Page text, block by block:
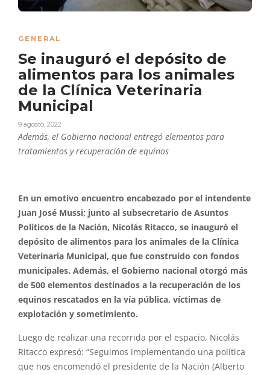
GENERAL
Se inauguró el depósito de
alimentos para los animales
de la Clínica Veterinaria
Municipal
9 agosto, 2022
Además, el Gobierno nacional entregó elementos para
tratamientos y recuperación de equinos
En un emotivo encuentro encabezado por el intendente
Juan José Mussi; junto al subsecretario de Asuntos
Políticos de la Nación, Nicolás Ritacco, se inauguró el
depósito de alimentos para los animales de la Clínica
Veterinaria Municipal, que fue construido con fondos
municipales. Además, el Gobierno nacional otorgó más
de 500 elementos destinados a la recuperación de los
equinos rescatados en la vía pública, víctimas de
explotación y sometimiento.
Luego de realizar una recorrida por el espacio, Nicolás
Ritacco expresó: “Seguimos implementando una política
que nos encomendó el presidente de la Nación (Alberto